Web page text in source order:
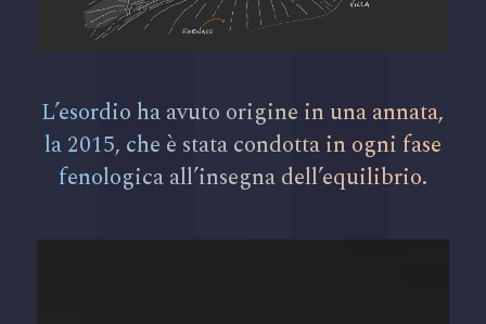
L’esordio ha avuto origine in una annata,
la 2015, che è stata condotta in ogni fase
fenologica all’insegna dell’equilibrio.